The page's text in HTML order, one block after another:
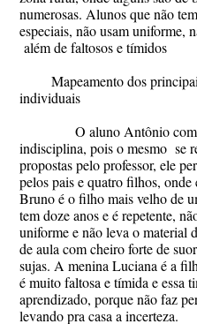
numerosas. Alunos que não
especiais, não usam uniforme,
além de faltosos e tímidos
Mapeamento dos
individuais
O aluno Antônio com
indisciplina, pois o mesmo se
propostas pelo professor, ele
pelos pais e quatro filhos,
Bruno é o filho mais velho de
tem doze anos e é repetente,
uniforme e não leva o material
de aula com cheiro forte de
sujas. A menina Luciana é a
é muito faltosa e tímida e essa
aprendizado, porque não faz
levando pra casa a incerteza.